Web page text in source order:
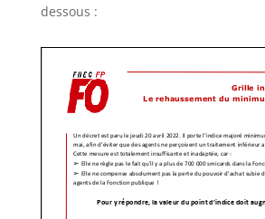
dessous :